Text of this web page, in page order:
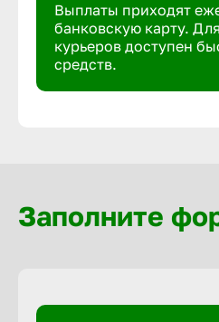
Выплаты приходят
банковскую карту.
курьеров доступен
средств.
Заполните